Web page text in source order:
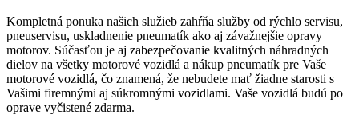
Kompletná ponuka našich služieb zahŕňa služby od rýchlo servisu,
pneuservisu, uskladnenie pneumatík ako aj závažnejšie opravy
motorov. Súčasťou je aj zabezpečovanie kvalitných náhradných
dielov na všetky motorové vozidlá a nákup pneumatík pre Vaše
motorové vozidlá, čo znamená, že nebudete mať žiadne starosti s
Vašimi firemnými aj súkromnými vozidlami. Vaše vozidlá budú po
oprave vyčistené zdarma.